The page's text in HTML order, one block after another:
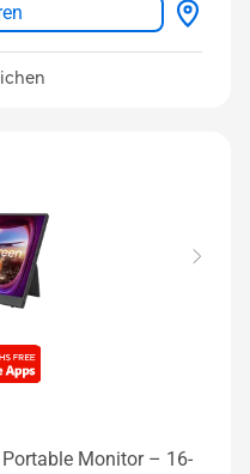
Portable Monitor – 16-